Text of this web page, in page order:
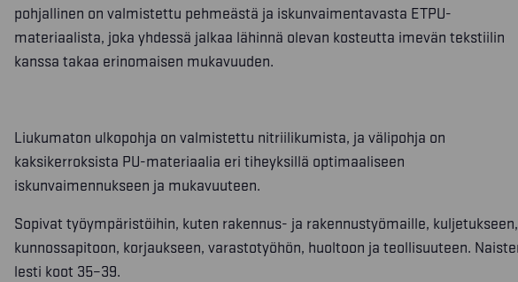
pohjallinen on valmistettu pehmeästä ja iskunvaimentavasta ETPU-
materiaalista, joka yhdessä jalkaa lähinnä olevan kosteutta imevän tekstiilin
kanssa takaa erinomaisen mukavuuden.
Liukumaton ulkopohja on valmistettu nitriilikumista, ja välipohja on
kaksikerroksista PU-materiaalia eri tiheyksillä optimaaliseen
iskunvaimennukseen ja mukavuuteen.
Sopivat työympäristöihin, kuten rakennus- ja rakennustyömaille, kuljetukseen,
kunnossapitoon, korjaukseen, varastotyöhön, huoltoon ja teollisuuteen.
lesti koot 35–39.